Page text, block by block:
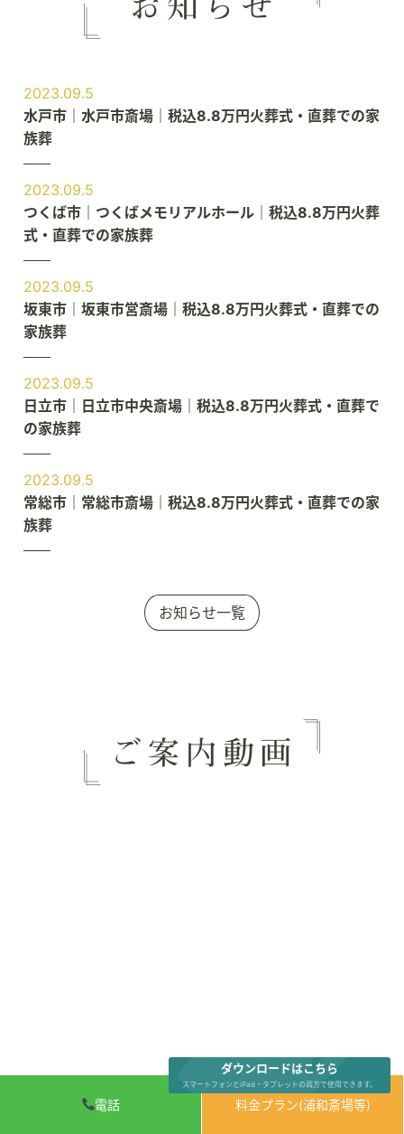
電話 料金プラン(浦和斎場等)
ダウンロードはこちら
スマートフォンとiPad・タブレットの両方で使用できます。
2023.09.5
水戸市｜水戸市斎場｜税込8.8万円火葬式・直葬での家
族葬
2023.09.5
つくば市｜つくばメモリアルホール｜税込8.8万円火葬
式・直葬での家族葬
2023.09.5
坂東市｜坂東市営斎場｜税込8.8万円火葬式・直葬での
家族葬
2023.09.5
日立市｜日立市中央斎場｜税込8.8万円火葬式・直葬で
の家族葬
2023.09.5
常総市｜常総市斎場｜税込8.8万円火葬式・直葬での家
族葬
お知らせ一覧